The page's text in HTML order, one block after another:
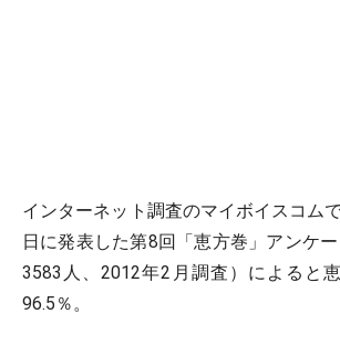
インターネット調査のマイボイスコム
日に発表した第8回「恵方巻」アンケ
3583人、2012年2月調査）によると
96.5％。